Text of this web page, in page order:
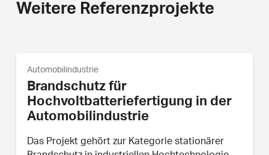
Weitere Referenzprojekte
Automobilindustrie
Brandschutz für
Hochvoltbatteriefertigung in der
Automobilindustrie
Das Projekt gehört zur Kategorie stationärer